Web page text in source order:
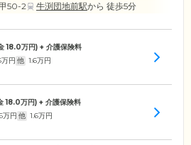
50-2
牛渕団地前駅から 徒歩5分
18.0万円) + 介護保険料
万円 他 1.6万円
18.0万円) + 介護保険料
万円 他 1.6万円